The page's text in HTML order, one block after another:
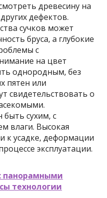
древесину на
дефектов.
сучков может
бруса, а глубокие
с
на цвет
однородным, без
пятен или
свидетельствовать о
быть сухим, с
влаги. Высокая
к усадке, деформации
эксплуатации.
панорамными
технологии